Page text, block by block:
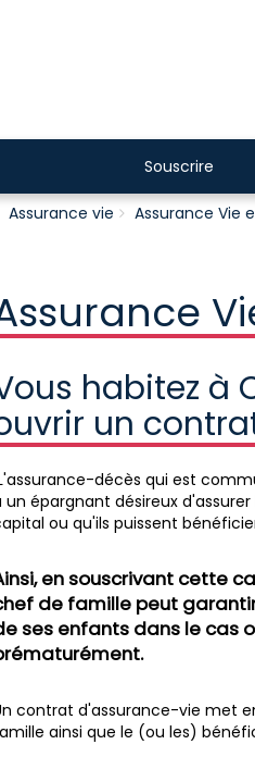
Souscrire
Assurance vie Assurance Vie
habitez à
un
décès qui est
un épargnant désireux
ou qu'ils puissent
en souscrivant cette
de famille peut
ses enfants dans le cas
contrat d'assurance-vie met
ainsi que le (ou les)